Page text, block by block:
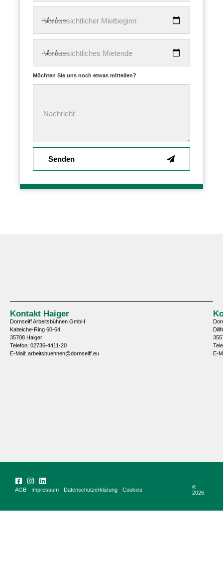
Voraussichtlicher Mietbeginn
Voraussichtliches Mietende
Möchten Sie uns noch etwas mitteilen?
Nachricht
Senden
Kontakt Haiger
Dornseiff Arbeitsbühnen GmbH
Kalteiche-Ring 60-64
35708 Haiger
Telefon: 02736-4411-20
E-Mail: arbeitsbuehnen@dornseiff.eu
E-
©
2026
AGB Impressum Datenschutzerklärung Cookies